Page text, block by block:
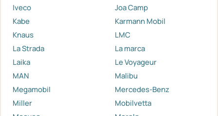
Iveco
Joa Camp
Kabe
Karmann Mobil
Knaus
LMC
La Strada
La marca
Laika
Le Voyageur
MAN
Malibu
Megamobil
Mercedes-Benz
Miller
Mobilvetta